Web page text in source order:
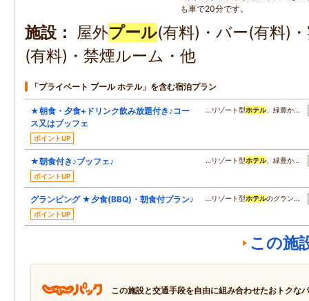
も車で20分です。
施設 屋外プール(有料)・バー(有料)
(有料)・禁煙ルーム・他
「プライベート プール ホテル」を含む宿泊プラン
★朝食・夕食+ドリンク飲み放題付き♪コー
ス又はブッフェ
ポイントUP
…リゾート型ホテル、緑豊か…
★朝食付き♪ブッフェ♪
ポイントUP
…リゾート型ホテル、緑豊か…
グランピング ★夕食(BBQ)・朝食付プラン♪
ポイントUP
…リゾート型ホテルのグラン…
この施
この施設と交通手段を自由に組み合わせたおトクな